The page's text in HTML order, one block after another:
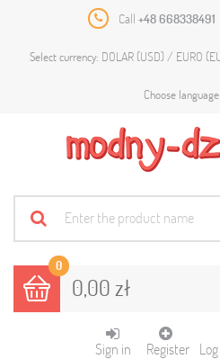
Call +48 668338491
Select currency: DOLAR (USD) EURO
Choose language:
0
0,00 zł
Sign in Register